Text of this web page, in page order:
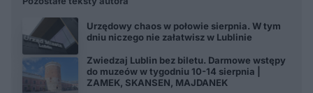
Urzędowy chaos w połowie sierpnia. W tym
dniu niczego nie załatwisz w Lublinie
Zwiedzaj Lublin bez biletu. Darmowe wstępy
do muzeów w tygodniu 10-14 sierpnia |
ZAMEK, SKANSEN, MAJDANEK